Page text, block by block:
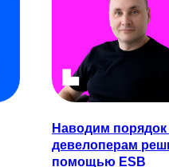
Наводим порядок
девелоперам
помощью ESB